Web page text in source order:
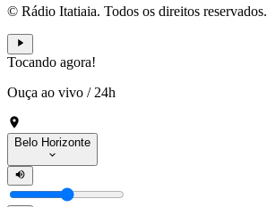
© Rádio Itatiaia. Todos os direitos reservados.
Tocando agora!
Ouça ao vivo / 24h
Belo Horizonte